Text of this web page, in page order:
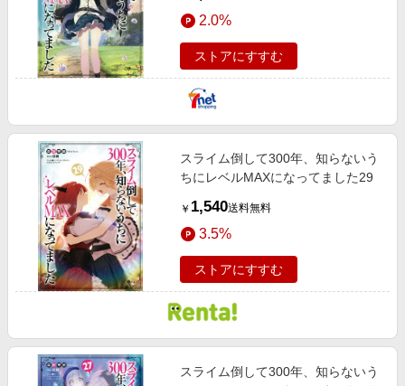
2.0%
ストアにすすむ
スライム倒して300年、知らないう
ちにレベルMAXになってました29
￥ 1,540送料無料
3.5%
ストアにすすむ
スライム倒して300年、知らないう